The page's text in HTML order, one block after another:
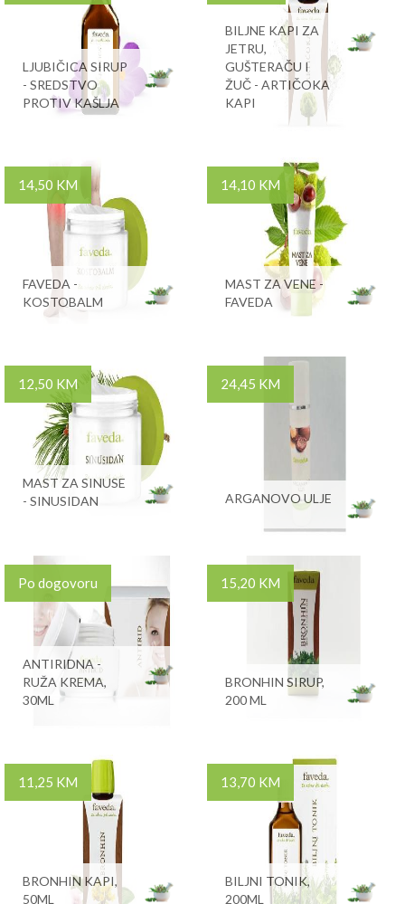
LJUBIČICA SIRUP
- SREDSTVO
PROTIV KAŠLJA
BILJNE KAPI ZA
JETRU,
GUŠTERAČU I
ŽUČ - ARTIČOKA
KAPI
14,50 KM
FAVEDA -
KOSTOBALM
14,10 KM
MAST ZA VENE -
FAVEDA
12,50 KM
MAST ZA SINUSE
- SINUSIDAN
24,45 KM
ARGANOVO ULJE
Po dogovoru
ANTIRIDNA -
RUŽA KREMA,
30ML
15,20 KM
BRONHIN SIRUP,
200 ML
11,25 KM
BRONHIN KAPI,
50ML
13,70 KM
BILJNI TONIK,
200ML